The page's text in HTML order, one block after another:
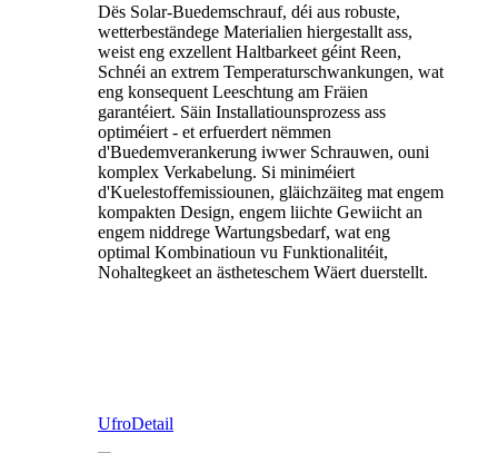
Dës Solar-Buedemschrauf, déi aus robuste,
wetterbeständege Materialien hiergestallt ass,
weist eng exzellent Haltbarkeet géint Reen,
Schnéi an extrem Temperaturschwankungen, wat
eng konsequent Leeschtung am Fräien
garantéiert. Säin Installatiounsprozess ass
optiméiert - et erfuerdert nëmmen
d'Buedemverankerung iwwer Schrauwen, ouni
komplex Verkabelung. Si miniméiert
d'Kuelestoffemissiounen, gläichzäiteg mat engem
kompakten Design, engem liichte Gewiicht an
engem niddrege Wartungsbedarf, wat eng
optimal Kombinatioun vu Funktionalitéit,
Nohaltegkeet an ästheteschem Wäert duerstellt.
UfroDetail